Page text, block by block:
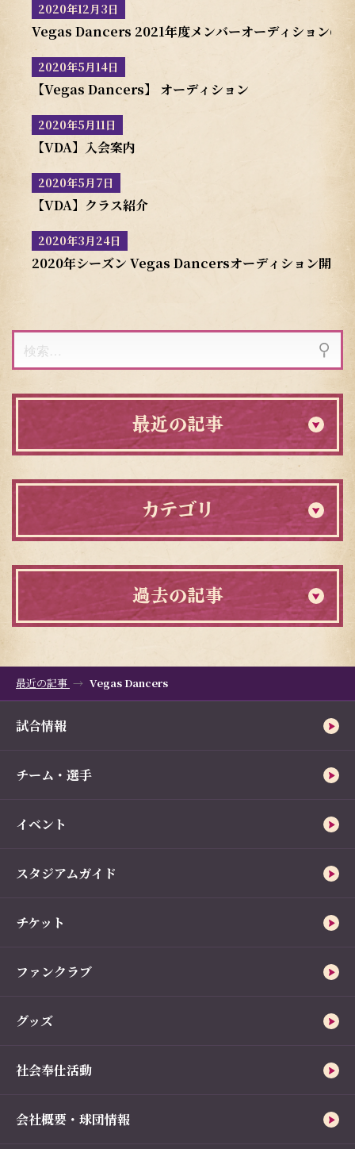
2020年12月3日
Vegas Dancers 2021年度メンバーオーディションの
2020年5月14日
【Vegas Dancers】 オーディション
2020年5月11日
【VDA】入会案内
2020年5月7日
【VDA】クラス紹介
2020年3月24日
2020年シーズン Vegas Dancersオーディション開催
索:
最近の記事
カテゴリ
過去の記事
最近の記事 Vegas Dancers
試合情報
チーム・選手
イベント
スタジアムガイド
チケット
ファンクラブ
グッズ
社会奉仕活動
会社概要・球団情報